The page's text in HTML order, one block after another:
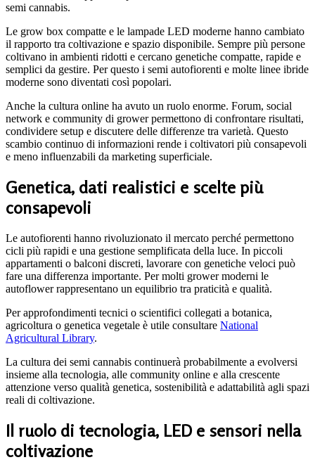
semi cannabis.
Le grow box compatte e le lampade LED moderne hanno cambiato
il rapporto tra coltivazione e spazio disponibile. Sempre più persone
coltivano in ambienti ridotti e cercano genetiche compatte, rapide e
semplici da gestire. Per questo i semi autofiorenti e molte linee ibride
moderne sono diventati così popolari.
Anche la cultura online ha avuto un ruolo enorme. Forum, social
network e community di grower permettono di confrontare risultati,
condividere setup e discutere delle differenze tra varietà. Questo
scambio continuo di informazioni rende i coltivatori più consapevoli
e meno influenzabili da marketing superficiale.
Genetica, dati realistici e scelte più
consapevoli
Le autofiorenti hanno rivoluzionato il mercato perché permettono
cicli più rapidi e una gestione semplificata della luce. In piccoli
appartamenti o balconi discreti, lavorare con genetiche veloci può
fare una differenza importante. Per molti grower moderni le
autoflower rappresentano un equilibrio tra praticità e qualità.
Per approfondimenti tecnici o scientifici collegati a botanica,
agricoltura o genetica vegetale è utile consultare National
Agricultural Library.
La cultura dei semi cannabis continuerà probabilmente a evolversi
insieme alla tecnologia, alle community online e alla crescente
attenzione verso qualità genetica, sostenibilità e adattabilità agli spazi
reali di coltivazione.
Il ruolo di tecnologia, LED e sensori nella
coltivazione